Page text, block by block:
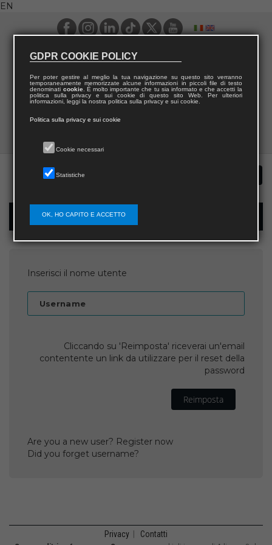
EN
Password recovery
Inserisci il nome utente
Username
Cliccando su 'Reimposta' riceverai un'email
contentente un link da utilizzare per il reset della
password
Reimposta
Are you a new user? Register now
Did you forget username?
Privacy Contatti
GDPR COOKIE POLICY
Per poter gestire al meglio la tua navigazione su questo sito verranno
temporaneamente memorizzate alcune informazioni in piccoli file di testo
denominati cookie. È molto importante che tu sia informato e che accetti la
politica sulla privacy e sui cookie di questo sito Web. Per ulteriori
informazioni, leggi la nostra politica sulla privacy e sui cookie.
Politica sulla privacy e sui cookie
Cookie necessari
Statistiche
OK, HO CAPITO E ACCETTO